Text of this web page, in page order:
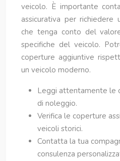
veicolo. È importante
assicurativa per richiedere
che tenga conto del
specifiche del veicolo.
coperture aggiuntive
un veicolo moderno.
Leggi attentamente le
di noleggio.
Verifica le coperture
veicoli storici.
Contatta la tua
consulenza